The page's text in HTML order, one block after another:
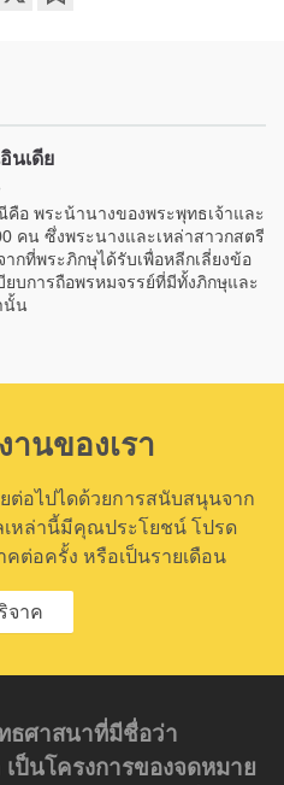
นเดีย
อ พระน้านางของพระพุทธเจ้าและ
คน ซึ่งพระนางและเหล่าสาวกสตรี
กที่พระภิกษุได้รับเพื่อหลีกเลี่ยงข้อ
ยบการถือพรหมจรรย์ที่มีทั้งภิกษุและ
นั้น
นของเรา
ต่อไปไดด้วยการสนับสนุนจาก
หล่านี้มีคุณประโยชน์ โปรด
ต่อครั้ง หรือเป็นรายเดือน
จาค
ธศาสนาที่มีชื่อว่า
ป็นโครงการของจดหมาย